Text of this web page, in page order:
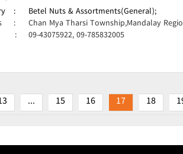
:
Betel Nuts & Assortments(General);
:
Chan Mya Tharsi Township,Mandalay
: 09-43075922, 09-785832005
... 15 16 17 18